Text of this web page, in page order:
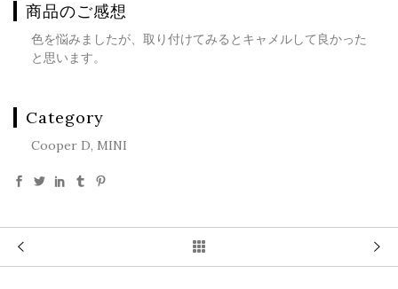
商品のご感想
色を悩みましたが、取り付けてみるとキャメルして良かった
と思います。
Category
Cooper D, MINI